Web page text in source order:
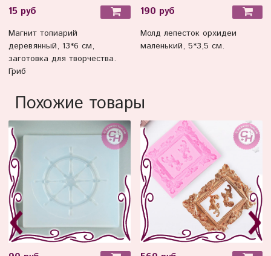
15 руб
Магнит топиарий
деревянный, 13*6 см,
заготовка для творчества.
Гриб
190 руб
Молд лепесток орхидеи
маленький, 5*3,5 см.
Похожие товары